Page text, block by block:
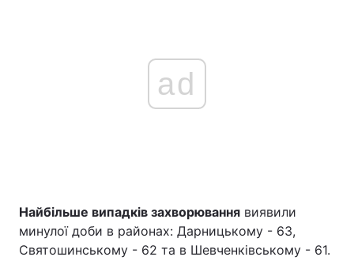
ad
Найбільше випадків захворювання виявили
минулої доби в районах: Дарницькому - 63,
Святошинському - 62 та в Шевченківському - 61.